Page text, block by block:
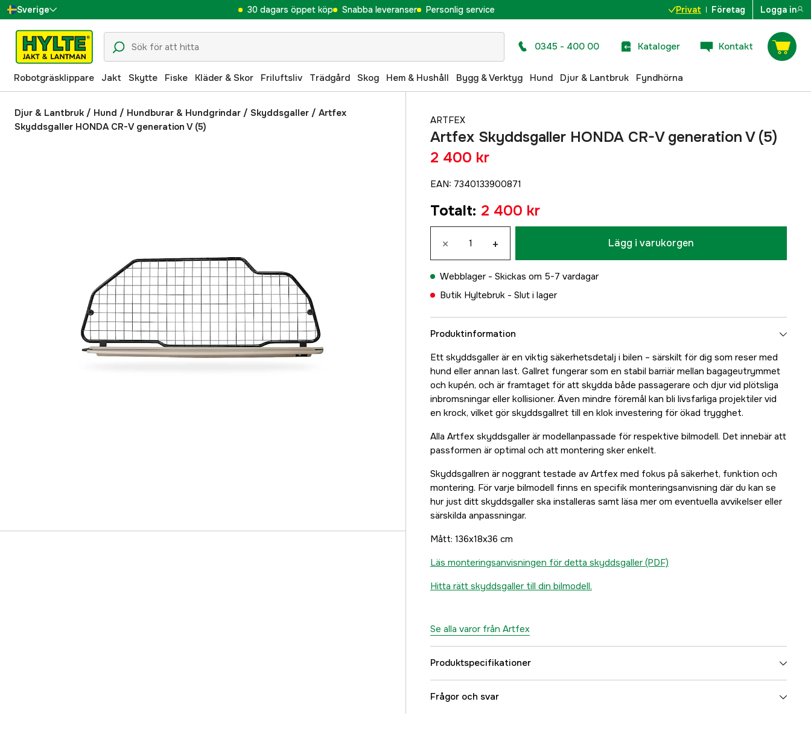
Sverige
Danmark
Suomi
Norge
Deutschland
30 dagars öppet köp Snabba leveranser Personlig service Privat Företag Logga in
0345 - 400 00 Kataloger Kontakt
Robotgräsklippare Jakt Skytte Fiske Kläder & Skor Friluftsliv Trädgård Skog Hem & Hushåll Bygg & Verktyg Hund Djur & Lantbruk Fyndhörna
Djur & Lantbruk / Hund / Hundburar & Hundgrindar / Skyddsgaller / Artfex
Skyddsgaller HONDA CR-V generation V (5)
ARTFEX
Artfex Skyddsgaller HONDA CR-V generation V (5)
2 400 kr
EAN: 7340133900871
Totalt: 2 400 kr
× + Lägg i varukorgen
Webblager - Skickas om 5-7 vardagar
Butik Hyltebruk - Slut i lager
Produktinformation
Ett skyddsgaller är en viktig säkerhetsdetalj i bilen – särskilt för dig som reser med
hund eller annan last. Gallret fungerar som en stabil barriär mellan bagageutrymmet
och kupén, och är framtaget för att skydda både passagerare och djur vid plötsliga
inbromsningar eller kollisioner. Även mindre föremål kan bli livsfarliga projektiler vid
en krock, vilket gör skyddsgallret till en klok investering för ökad trygghet.
Alla Artfex skyddsgaller är modellanpassade för respektive bilmodell. Det innebär att
passformen är optimal och att montering sker enkelt.
Skyddsgallren är noggrant testade av Artfex med fokus på säkerhet, funktion och
montering. För varje bilmodell finns en specifik monteringsanvisning där du kan se
hur just ditt skyddsgaller ska installeras samt läsa mer om eventuella avvikelser eller
särskilda anpassningar.
Mått: 136x18x36 cm
Läs monteringsanvisningen för detta skyddsgaller (PDF)
Hitta rätt skyddsgaller till din bilmodell.
Se alla varor från Artfex
Produktspecifikationer
Car brand
Frågor och svar